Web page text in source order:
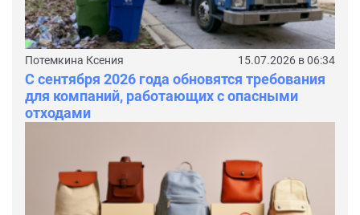
Потемкина Ксения 15.07.2026 в 06:34
С сентября 2026 года обновятся требования
для компаний, работающих с опасными
отходами